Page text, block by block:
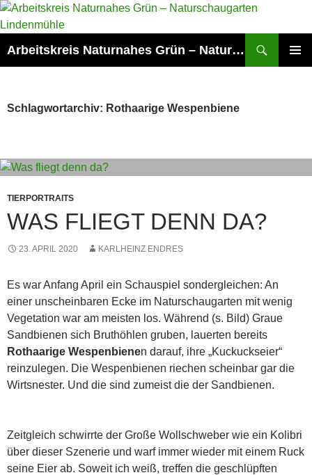
Zum
Inhalt
Arbeitskreis Naturnahes Grün – Naturschaugarten Lindenmühle
Schlagwortarchiv: Rothaarige Wespenbiene
TIERPORTRAITS
WAS FLIEGT DENN DA?
23. APRIL 2020 KARLHEINZ ENDRES
Es war Anfang April ein Schauspiel sondergleichen: An
einer unscheinbaren Ecke im Naturschaugarten mit wenig
Vegetation war am meisten los. Während (s. Bild) Graue
Sandbienen sich Bruthöhlen gruben, lauerten bereits
Rothaarige Wespenbienen darauf, ihre „Kuckuckseier“
reinzulegen. Die Wespenbienen riechen scheinbar gar die
Wirtsnester. Und die sind zumeist die der Sandbienen.
Zeitgleich schwirrte der Große Wollschweber wie ein Kolibri
über dieser Szenerie und warf immer wieder mit einem Ruck
seine Eier ab. Soweit ich weiß, treffen die geschlüpften